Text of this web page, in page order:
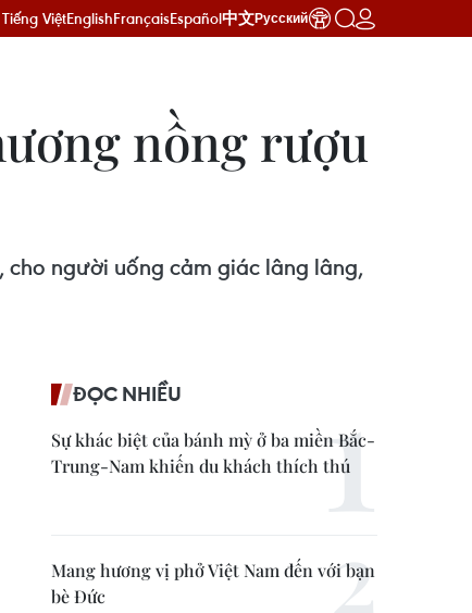
Tiếng ViệtEnglishFrançaisEspañol中文Русский
nồng rượu
cho người uống cảm giác lâng lâng,
ĐỌC NHIỀU
Sự khác biệt của bánh mỳ ở ba miền Bắc-
Trung-Nam khiến du khách thích thú
Mang hương vị phở Việt Nam đến với bạn
bè Đức